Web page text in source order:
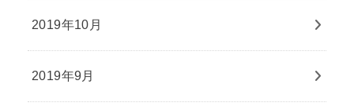
2019年10月
2019年9月